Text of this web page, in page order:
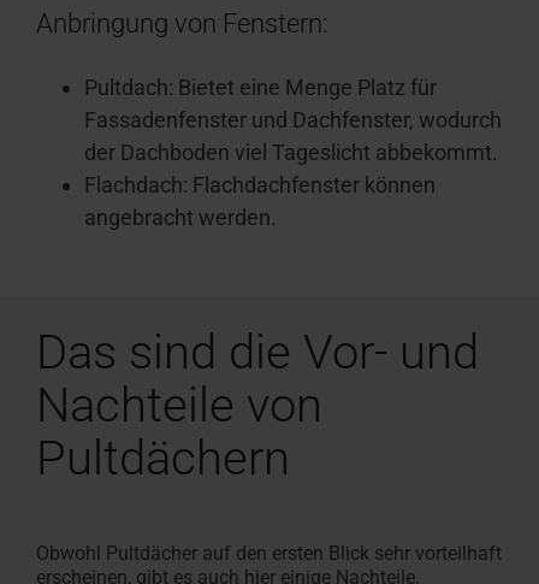
Anbringung von Fenstern:
Pultdach: Bietet eine Menge Platz für
Fassadenfenster und Dachfenster, wodurch
der Dachboden viel Tageslicht abbekommt.
Flachdach: Flachdachfenster können
angebracht werden.
Das sind die Vor- und
Nachteile von
Pultdächern
Obwohl Pultdächer auf den ersten Blick sehr vorteilhaft
erscheinen, gibt es auch hier einige Nachteile.